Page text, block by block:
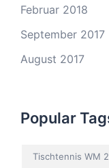
Februar 2018
September 2017
August 2017
Popular
Tischtennis WM